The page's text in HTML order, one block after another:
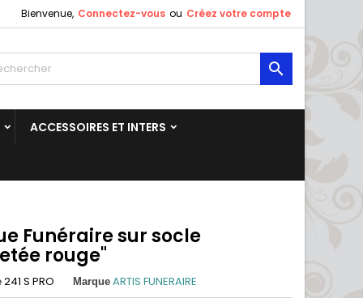
Bienvenue, Connectez-vous ou Créez votre compte

ACCESSOIRES ET INTERS
Funéraire sur socle
rouge"
241 S PRO Marque ARTIS FUNERAIRE